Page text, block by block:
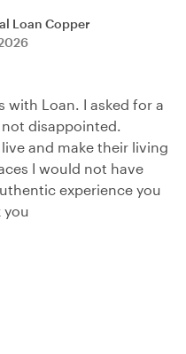
Loan Copper
with Loan. I asked for a
disappointed.
and make their living
I would not have
experience you
you